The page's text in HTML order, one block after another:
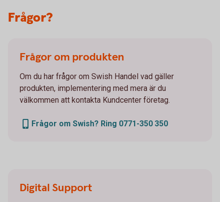
Frågor?
Frågor om produkten
Om du har frågor om Swish Handel vad gäller
produkten, implementering med mera är du
välkommen att kontakta Kundcenter företag.
Frågor om Swish? Ring 0771-350 350
Digital Support